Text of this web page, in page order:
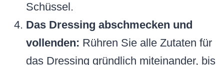
Schüssel.
Das Dressing abschmecken und
vollenden: Rühren Sie alle Zutaten für
das Dressing gründlich miteinander, bis